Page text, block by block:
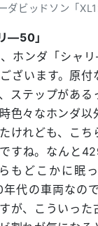
ダビッドソン「
―50」
ホンダ「シャ
ざいます。原付
ステップがある
色々なホンダ以
けれども、こち
すね。なんと
もどこかに眠
代の車両なの
が、こういった